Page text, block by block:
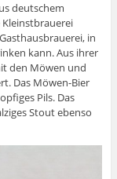
deutschem
in
kann. Aus ihrer
den Möwen und
Das Möwen-Bier
Pils. Das
Stout ebenso